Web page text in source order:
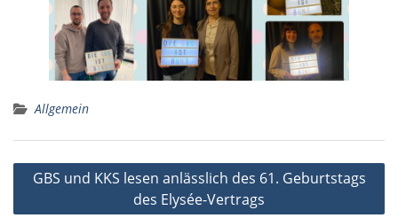
Allgemein
Beitragsnavigation
GBS und KKS lesen anlässlich des 61. Geburtstags
des Elysée-Vertrags